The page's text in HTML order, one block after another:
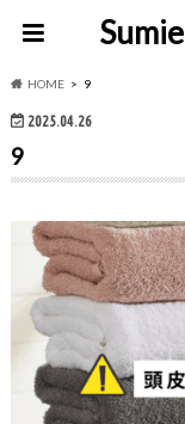
HOME 9
2025.04.26
9